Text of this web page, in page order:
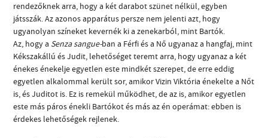
rendezőknek arra, hogy a két darabot szünet nélkül, egyben
játsszák. Az azonos apparátus persze nem jelenti azt, hogy
ugyanolyan színeket kevernék ki a zenekarból, mint Bartók.
Az, hogy a Senza sangue-ban a Férfi és a Nő ugyanaz a hangfaj, mint
Kékszakállú és Judit, lehetőséget teremt arra, hogy ugyanaz a két
énekes énekelje egyetlen este mindkét szerepet, de erre eddig
egyetlen alkalommal került sor, amikor Vizin Viktória énekelte a Nőt
is, és Juditot is. Ez is remekül működhet, de az is, amikor egyetlen
este más páros énekli Bartókot és más az én operámat: ebben is
érdekes lehetőségek rejlenek.